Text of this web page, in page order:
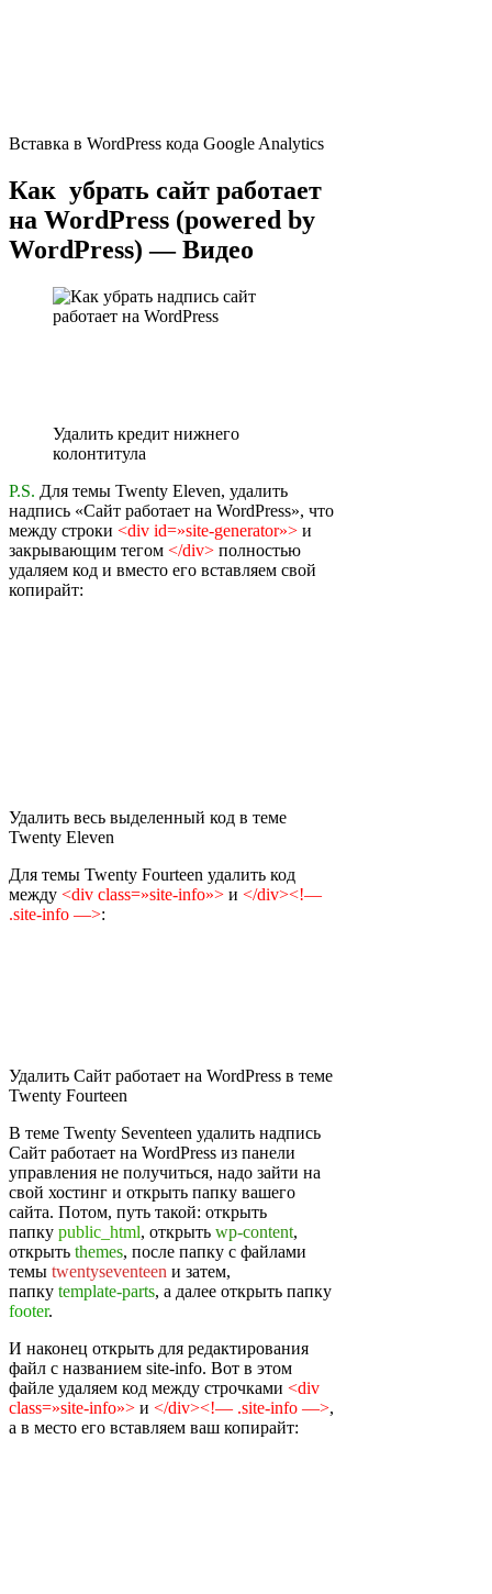
Вставка в WordPress кода Google Analytics
Как убрать сайт работает
на WordPress (powered by
WordPress) — Видео
Удалить кредит нижнего
колонтитула
P.S. Для темы Twenty Eleven, удалить
надпись «Сайт работает на WordPress», что
между строки <div id=»site-generator»> и
закрывающим тегом </div> полностью
удаляем код и вместо его вставляем свой
копирайт:
Удалить весь выделенный код в теме
Twenty Eleven
Для темы Twenty Fourteen удалить код
между <div class=»site-info»> и </div><!—
.site-info —>:
Удалить Сайт работает на WordPress в теме
Twenty Fourteen
В теме Twenty Seventeen удалить надпись
Сайт работает на WordPress из панели
управления не получиться, надо зайти на
свой хостинг и открыть папку вашего
сайта. Потом, путь такой: открыть
папку public_html, открыть wp-content,
открыть themes, после папку с файлами
темы twentyseventeen и затем,
папку template-parts, а далее открыть папку
footer.
И наконец открыть для редактирования
файл с названием site-info. Вот в этом
файле удаляем код между строчками <div
class=»site-info»> и </div><!— .site-info —>,
а в место его вставляем ваш копирайт: